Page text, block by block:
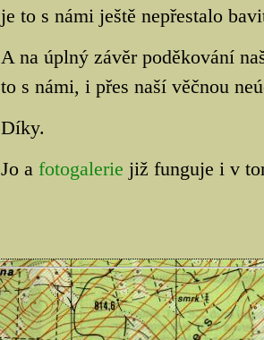
je to s námi ještě nepřestalo
A na úplný závěr poděkování
to s námi, i přes naší věčnou
Díky.
Jo a fotogalerie již funguje i v